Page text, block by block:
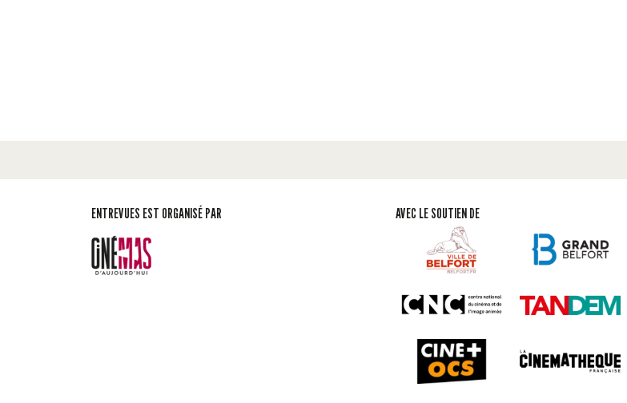
ENTREVUES EST ORGANISÉ PAR AVEC LE SOUTIEN DE